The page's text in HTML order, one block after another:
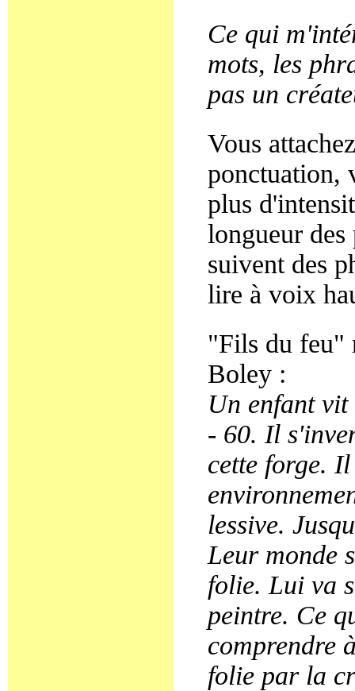
Ce qui
mots, les
pas un
Vous
ponctuation,
plus
longueur des
suivent des
lire à voix
"Fils du feu"
Boley :
Un enfant vit
- 60. Il
cette forge.
lessive.
Leur monde
folie. Lui va
peintre. Ce
comprendre
folie par la